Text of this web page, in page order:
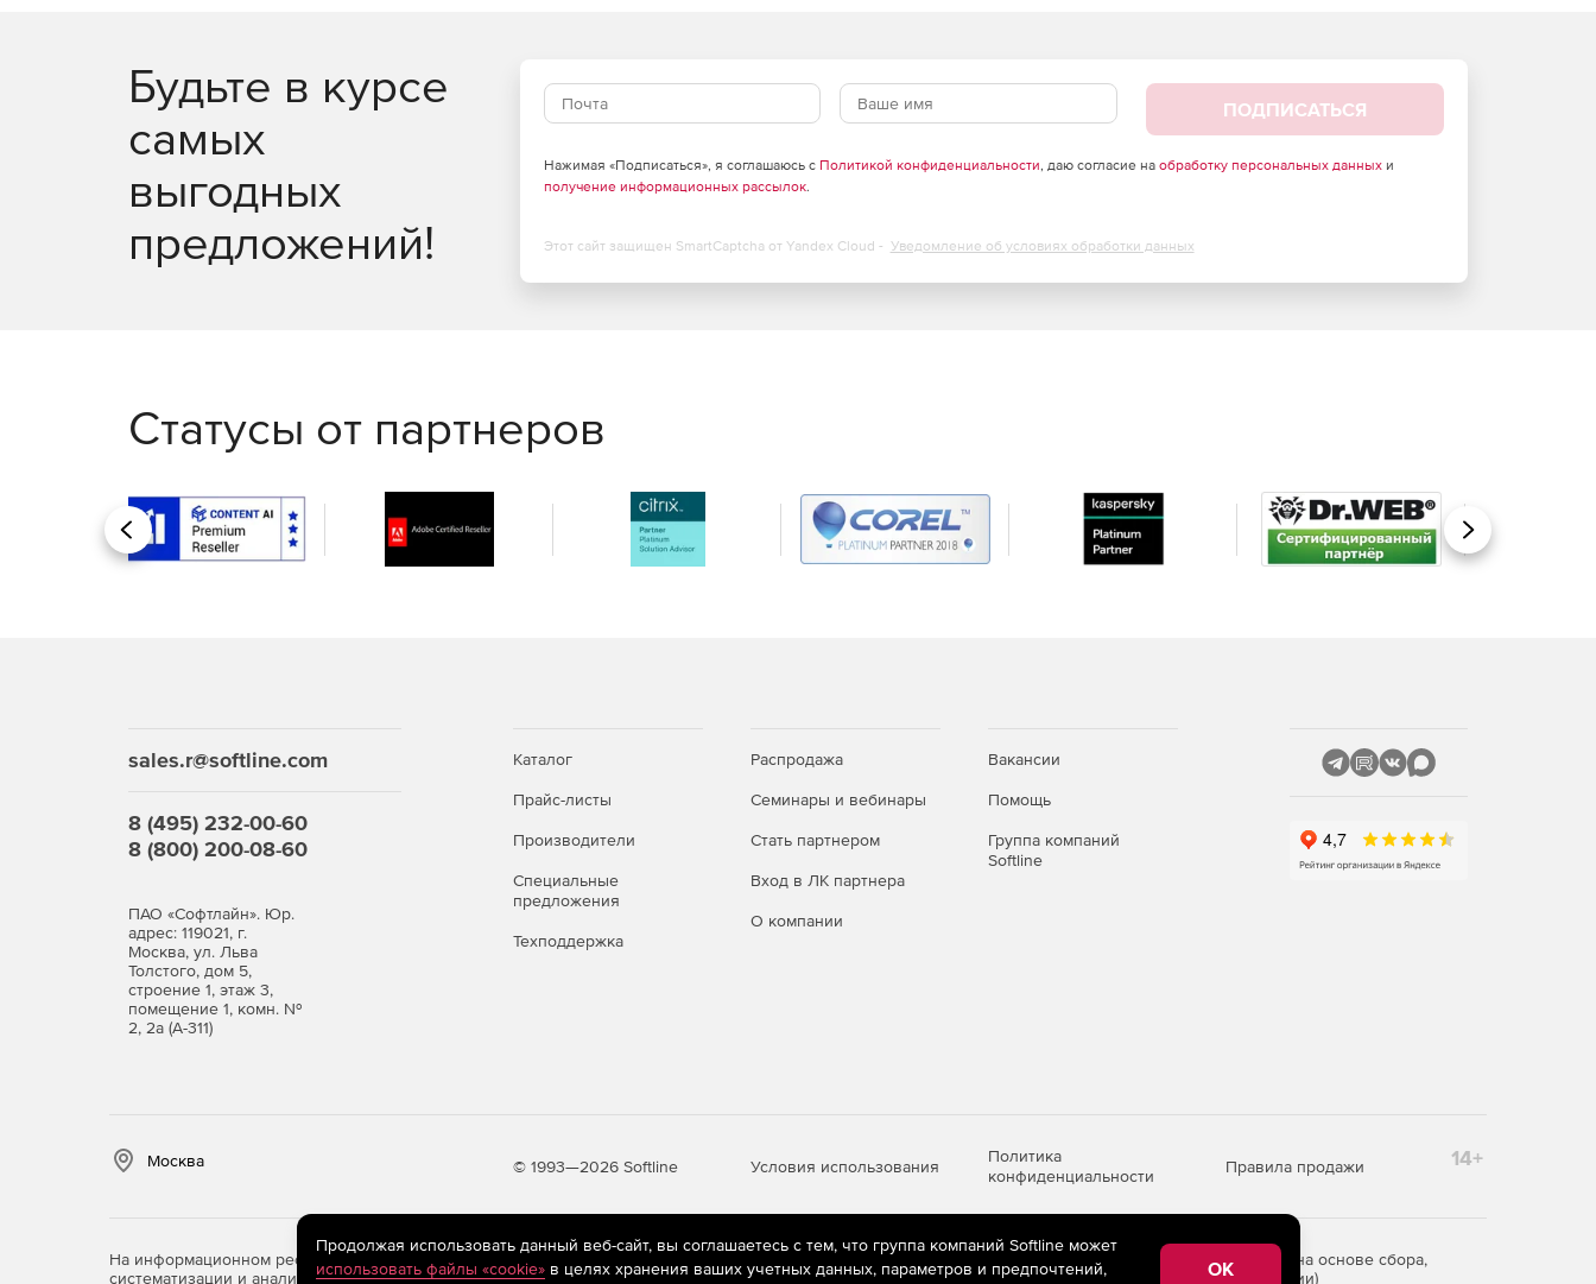
Будьте в курсе
самых
выгодных
предложений!
ПОДПИСАТЬСЯ
Нажимая «Подписаться», я соглашаюсь с Политикой конфиденциальности, даю согласие на обработку персональных данныхи
получение информационных рассылок.
Этот сайт защищен SmartCaptcha от Yandex Cloud - Уведомление об условиях обработки данных
Статусы от партнеров
Назад Вперед
sales.r@softline.com
8 (495) 232-00-60
8 (800) 200-08-60
ПАО «Софтлайн». Юр.
адрес: 119021, г.
Москва, ул. Льва
Толстого, дом 5,
строение 1, этаж 3,
помещение 1, комн. №
2, 2а (А-311)
Каталог
Прайс-листы
Производители
Специальные
предложения
Техподдержка
Распродажа
Семинары и вебинары
Стать партнером
Вход в ЛК партнера
О компании
Вакансии
Помощь
Группа компаний
Softline
Москва © 1993—2026 Softline Условия использования
Политика
конфиденциальности
Правила продажи 14+
На информационном ресурсе store.softline.ru применяются рекомендательные технологии
(информационные технологии предоставления информации на основе сбора,
систематизации и анализа сведений, относящихся к предпочтениям пользователей сети «Интернет», находящихся на территории Российской Федерации)
Продолжая использовать данный веб-сайт, вы соглашаетесь с тем, что группа компаний Softline может
использовать файлы «cookie»в целях хранения ваших учетных данных, параметров и предпочтений,
OK